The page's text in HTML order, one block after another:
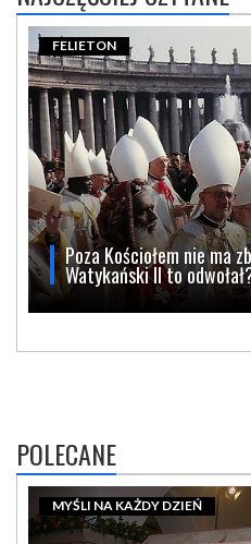
Poza Kościołem nie ma
Watykański II to
FELIETON
POLECANE
MYŚLI NA KAŻDY DZIEŃ